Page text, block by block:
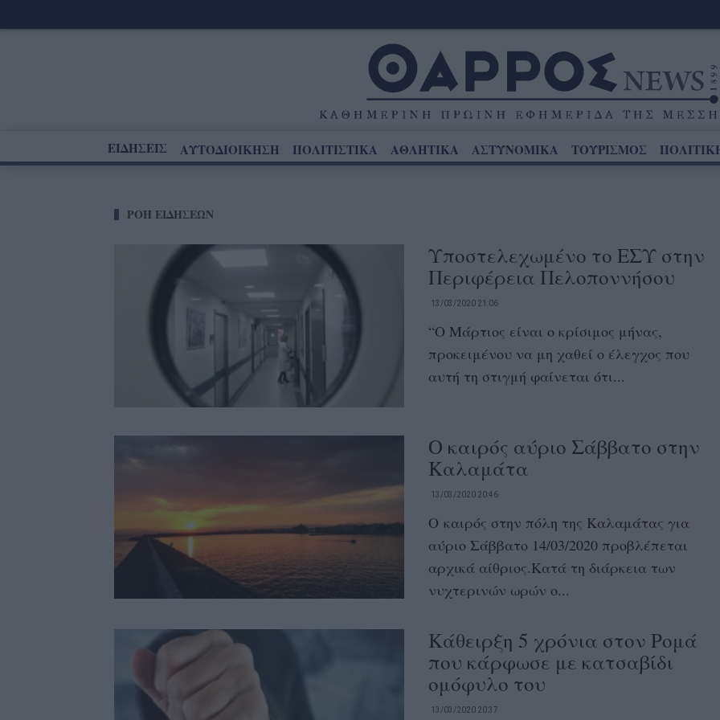
ΕΙΔΗΣΕΙΣ ΑΥΤΟΔΙΟΙΚΗΣΗ ΠΟΛΙΤΙΣΤΙΚΑ ΑΘΛΗΤΙΚΑ ΑΣΤΥΝΟΜΙΚΑ ΤΟΥΡΙΣΜΟΣ
ΡΟΗ ΕΙΔΗΣΕΩΝ
Υποστελεχωμένο το ΕΣΥ στην
Περιφέρεια Πελοποννήσου
13/03/2020 21:06
“Ο Μάρτιος είναι ο κρίσιμος μήνας,
προκειμένου να μη χαθεί ο έλεγχος που
αυτή τη στιγμή φαίνεται ότι...
Ο καιρός αύριο Σάββατο στην
Καλαμάτα
13/03/2020 20:46
Ο καιρός στην πόλη της Καλαμάτας για
αύριο Σάββατο 14/03/2020 προβλέπεται
αρχικά αίθριος.Κατά τη διάρκεια των
νυχτερινών ωρών ο...
Κάθειρξη 5 χρόνια στον Ρομά
που κάρφωσε με κατσαβίδι
ομόφυλο του
13/03/2020 20:37